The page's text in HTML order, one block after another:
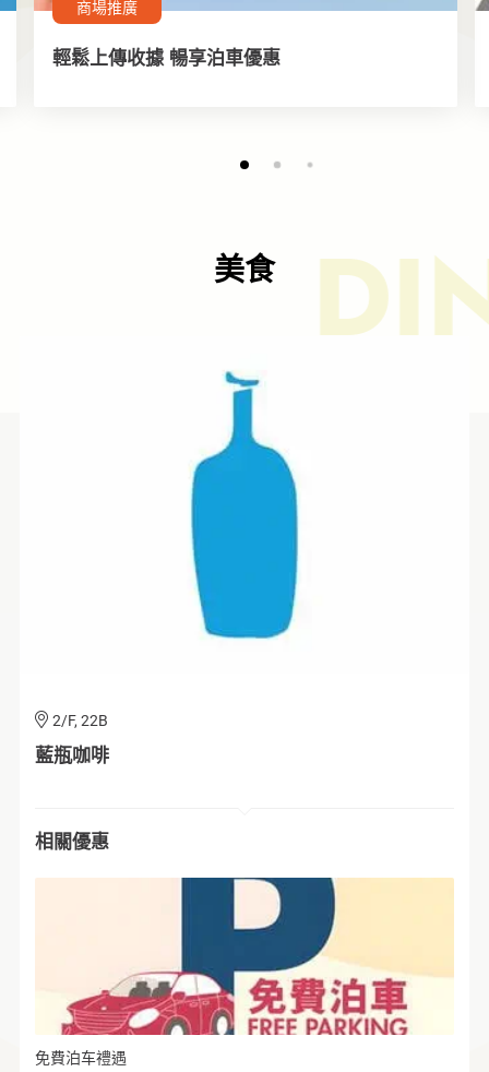
商場推廣
輕鬆上傳收據 暢享泊車優惠
美食
G/F, 005
noc
2/F, 22B
藍瓶咖啡
2/F, 202
Silk.
3/F, 315
金色不如帰
2/F, 262
広小路
G/F, 005
noc
2/F, 22B
藍瓶咖啡
相關優惠
免費泊车禮遇
相關優惠
免費泊车禮遇